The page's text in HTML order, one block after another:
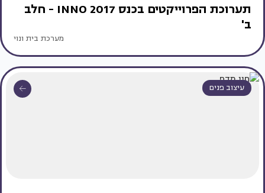
תערוכת הפרוייקטים בכנס INNO 2017 - חלב
ב'
מערכת בית ונוי
עיצוב פנים